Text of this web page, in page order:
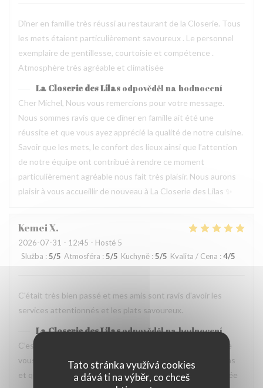
Tato stránka využívá cookies
a dává ti na výběr, co chceš
Dîner en famille très réussi au restaurant de la Closerie. Tous
les mets étaient particulièrement savoureux . Le personnel
exemplaire de gentillesse, courtoisie et compétence .
Atmosphère très agréable et climatisée
La Closerie des Lilas odpověděl na hodnocení
Cher Michel, Nous vous remercions pour votre message.
Nous sommes ravis que ce dîner en famille ait été une
réussite et que vous ayez apprécié la qualité de notre cuisine.
Savoir que les mets, le confort des lieux ainsi que l’attention
de notre équipe ont contribué à rendre ce moment
particulièrement agréable nous fait très plaisir. Nous aurons
plaisir à vous accueillir de nouveau à La Closerie des Lilas ✨
KemeiX
2026-07-31 - 12:45 - Hosté 5
Služba : 5/5 Atmosféra : 5/5 Kuchyně :5/5 Kvalita / Cena : 4/5
C'était très bien passé et mes amis sont ravis d'avoir les
services attentionnés et les plats savoureux.
La Closerie des Lilasodpověděl na hodnocení
C’est un plaisir de lire votre retour. Nous sommes ravis que
vous ayez passé un agréable moment à La Closerie des Lilas
et que vos amis aient également apprécié l’attention portée